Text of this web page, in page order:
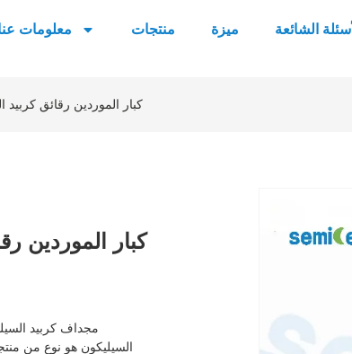
معلومات منتجات ميزة الشائعة
كبار الموردين رقائق كربيد
كبار الموردين
مجداف كربيد